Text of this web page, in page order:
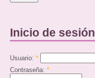
Inicio de sesión
Usuario: *
Contraseña: *